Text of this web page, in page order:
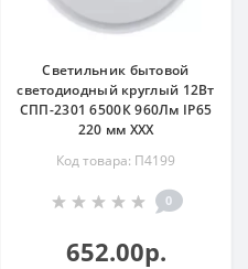
Светильник бытовой
светодиодный круглый 12Вт
СПП-2301 6500К 960Лм IP65
220 мм ХХХ
Код товара: П4199
0
652.00р.